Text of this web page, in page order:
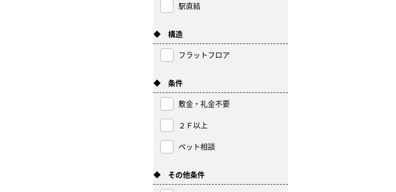
駅直結
◆ 構造
フラットフロア
◆ 条件
敷金・礼金不要
２Ｆ以上
ペット相談
◆ その他条件